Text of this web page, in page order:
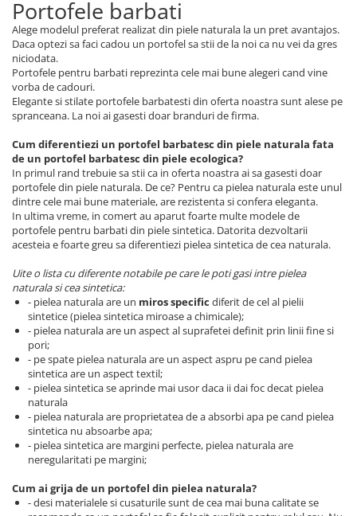
Portofele barbati
Alege modelul preferat realizat din piele naturala la un pret avantajos.
Daca optezi sa faci cadou un portofel sa stii de la noi ca nu vei da gres
niciodata.
Portofele pentru barbati reprezinta cele mai bune alegeri cand vine
vorba de cadouri.
Elegante si stilate portofele barbatesti din oferta noastra sunt alese pe
spranceana. La noi ai gasesti doar branduri de firma.
Cum diferentiezi un portofel barbatesc din piele naturala fata
de un portofel barbatesc din piele ecologica?
In primul rand trebuie sa stii ca in oferta noastra ai sa gasesti doar
portofele din piele naturala. De ce? Pentru ca pielea naturala este unul
dintre cele mai bune materiale, are rezistenta si confera eleganta.
In ultima vreme, in comert au aparut foarte multe modele de
portofele pentru barbati din piele sintetica. Datorita dezvoltarii
acesteia e foarte greu sa diferentiezi pielea sintetica de cea naturala.
Uite o lista cu diferente notabile pe care le poti gasi intre pielea
naturala si cea sintetica:
- pielea naturala are un miros specific diferit de cel al pielii
sintetice (pielea sintetica miroase a chimicale);
- pielea naturala are un aspect al suprafetei definit prin linii fine si
pori;
- pe spate pielea naturala are un aspect aspru pe cand pielea
sintetica are un aspect textil;
- pielea sintetica se aprinde mai usor daca ii dai foc decat pielea
naturala
- pielea naturala are proprietatea de a absorbi apa pe cand pielea
sintetica nu absoarbe apa;
- pielea sintetica are margini perfecte, pielea naturala are
neregularitati pe margini;
Cum ai grija de un portofel din pielea naturala?
- desi materialele si cusaturile sunt de cea mai buna calitate se